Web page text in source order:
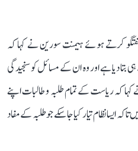
کرتے ہوئے ہیمنت سورین نے کہا کہ
بتا دیا ہے اور وہ ان کے مسائل کو سنجیدگی
کہ ریاست کے تمام طلبہ و طالبات اپنے
ایسا نظام تیار کیا جا سکے جو طلبہ کے مفاد